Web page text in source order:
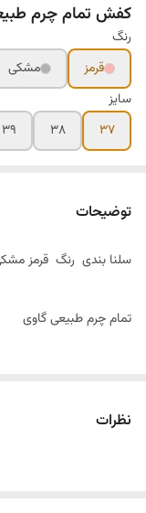
کفش تمام چرم
رنگ
قرمز
مشکی
سایز
۳۷
۳۸ ۳۹
توضیحات
سلنا بندی رنگ قرمز
تمام چرم طبیعی گاوی
نظرات